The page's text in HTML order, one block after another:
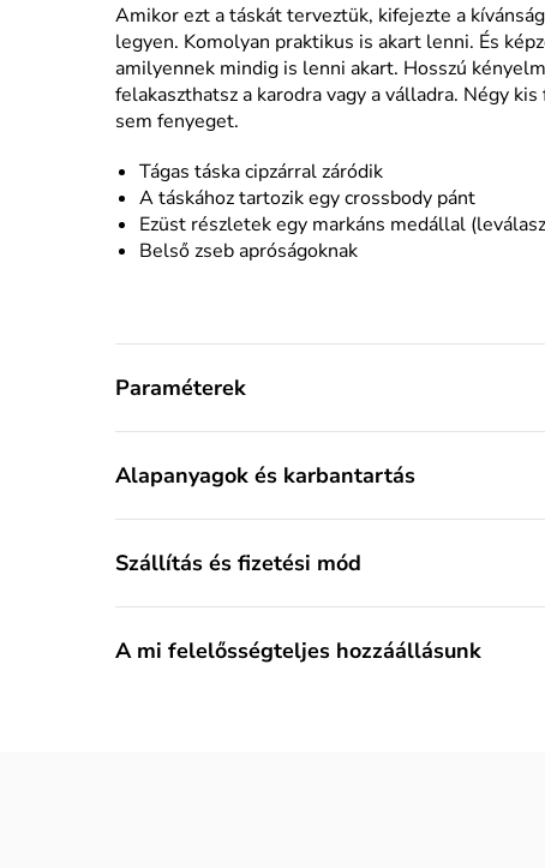
Amikor ezt a táskát terveztük, kifejezte a
legyen. Komolyan praktikus is akart lenni. És
amilyennek mindig is lenni akart. Hosszú
felakaszthatsz a karodra vagy a válladra. Négy
sem fenyeget.
Tágas táska cipzárral záródik
A táskához tartozik egy crossbody pánt
Ezüst részletek egy markáns medállal
Belső zseb apróságoknak
Paraméterek
Alapanyagok és karbantartás
Szállítás és fizetési mód
A mi felelősségteljes hozzáállásunk